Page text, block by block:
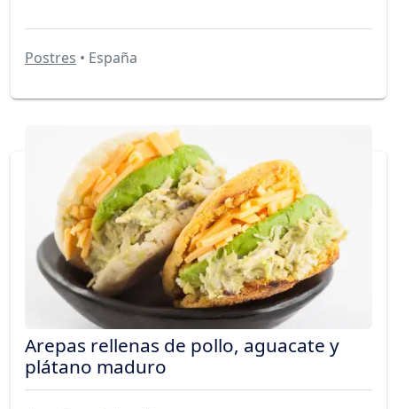
Postres • España
Arepas rellenas de pollo, aguacate y
plátano maduro